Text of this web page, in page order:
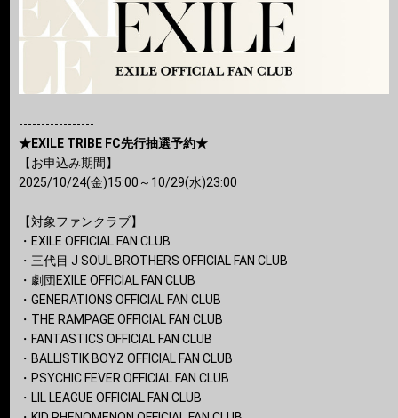
-----------------
★EXILE TRIBE FC先行抽選予約★
【お申込み期間】
2025/10/24(金)15:00～10/29(水)23:00
【対象ファンクラブ】
・EXILE OFFICIAL FAN CLUB
・三代目 J SOUL BROTHERS OFFICIAL FAN CLUB
・劇団EXILE OFFICIAL FAN CLUB
・GENERATIONS OFFICIAL FAN CLUB
・THE RAMPAGE OFFICIAL FAN CLUB
・FANTASTICS OFFICIAL FAN CLUB
・BALLISTIK BOYZ OFFICIAL FAN CLUB
・PSYCHIC FEVER OFFICIAL FAN CLUB
・LIL LEAGUE OFFICIAL FAN CLUB